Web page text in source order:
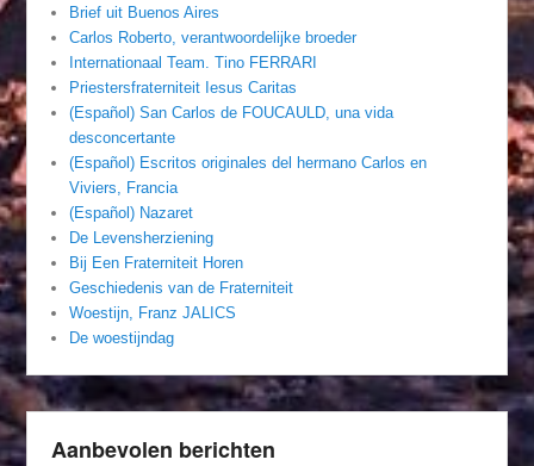
Brief uit Buenos Aires
Carlos Roberto, verantwoordelijke broeder
Internationaal Team. Tino FERRARI
Priestersfraterniteit Iesus Caritas
(Español) San Carlos de FOUCAULD, una vida
desconcertante
(Español) Escritos originales del hermano Carlos en
Viviers, Francia
(Español) Nazaret
De Levensherziening
Bij Een Fraterniteit Horen
Geschiedenis van de Fraterniteit
Woestijn, Franz JALICS
De woestijndag
Aanbevolen berichten